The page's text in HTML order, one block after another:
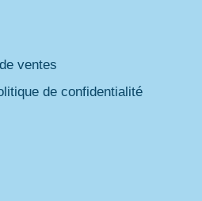
ventes
de confidentialité